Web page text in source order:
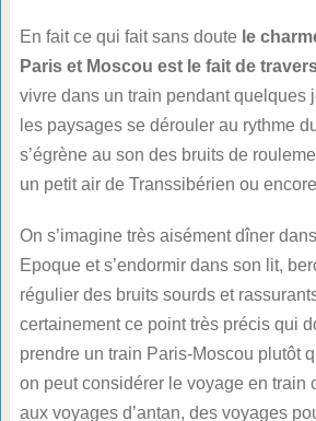
En fait ce qui fait sans doute le
Paris et Moscou est le fait de
vivre dans un train pendant quelques
les paysages se dérouler au rythme
s’égrène au son des bruits de
un petit air de Transsibérien ou
On s’imagine très aisément dîner
Epoque et s’endormir dans son lit,
régulier des bruits sourds et
certainement ce point très précis qui
prendre un train Paris-Moscou plutôt
on peut considérer le voyage en train
aux voyages d’antan, des voyages